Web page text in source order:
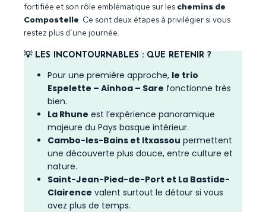
fortifiée et son rôle emblématique sur les chemins de
Compostelle. Ce sont deux étapes à privilégier si vous
restez plus d’une journée.
💡 LES INCONTOURNABLES : QUE RETENIR ?
Pour une première approche, le trio
Espelette – Ainhoa – Sare fonctionne très
bien.
La Rhune est l’expérience panoramique
majeure du Pays basque intérieur.
Cambo-les-Bains et Itxassou permettent
une découverte plus douce, entre culture et
nature.
Saint-Jean-Pied-de-Port et La Bastide-
Clairence valent surtout le détour si vous
avez plus de temps.